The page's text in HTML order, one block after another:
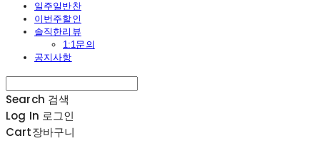
일주일반찬
이번주할인
솔직한리뷰
1:1문의
공지사항
Search 검색
Log In 로그인
Cart장바구니